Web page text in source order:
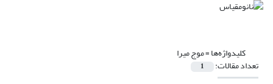
کلیدواژه‌ها =موج میرا
تعداد مقالات: 1